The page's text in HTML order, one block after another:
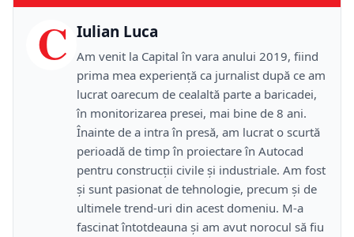
C Iulian Luca
Am venit la Capital în vara anului 2019, fiind
prima mea experiență ca jurnalist după ce am
lucrat oarecum de cealaltă parte a baricadei,
în monitorizarea presei, mai bine de 8 ani.
Înainte de a intra în presă, am lucrat o scurtă
perioadă de timp în proiectare în Autocad
pentru construcții civile și industriale. Am fost
și sunt pasionat de tehnologie, precum și de
ultimele trend-uri din acest domeniu. M-a
fascinat întotdeauna și am avut norocul să fiu